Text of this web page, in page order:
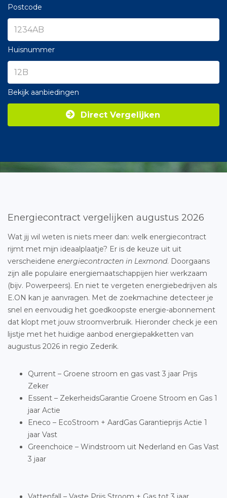
Postcode
Huisnummer
Bekijk aanbiedingen
Direct Vergelijken
Energiecontract vergelijken augustus 2026
Wat jij wil weten is niets meer dan: welk energiecontract
rijmt met mijn ideaalplaatje? Er is de keuze uit uit
verscheidene energiecontracten in Lexmond. Doorgaans
zijn alle populaire energiemaatschappijen hier werkzaam
(bijv. Powerpeers). En niet te vergeten energiebedrijven als
E.ON kan je aanvragen. Met de zoekmachine detecteer je
snel en eenvoudig het goedkoopste energie-abonnement
dat klopt met jouw stroomverbruik. Hieronder check je een
lijstje met het huidige aanbod energiepakketten van
augustus 2026 in regio Zederik.
Qurrent – Groene stroom en gas vast 3 jaar Prijs
Zeker
Essent – ZekerheidsGarantie Groene Stroom en Gas 1
jaar Actie
Eneco – EcoStroom + AardGas Garantieprijs Actie 1
jaar Vast
Greenchoice – Windstroom uit Nederland en Gas Vast
3 jaar